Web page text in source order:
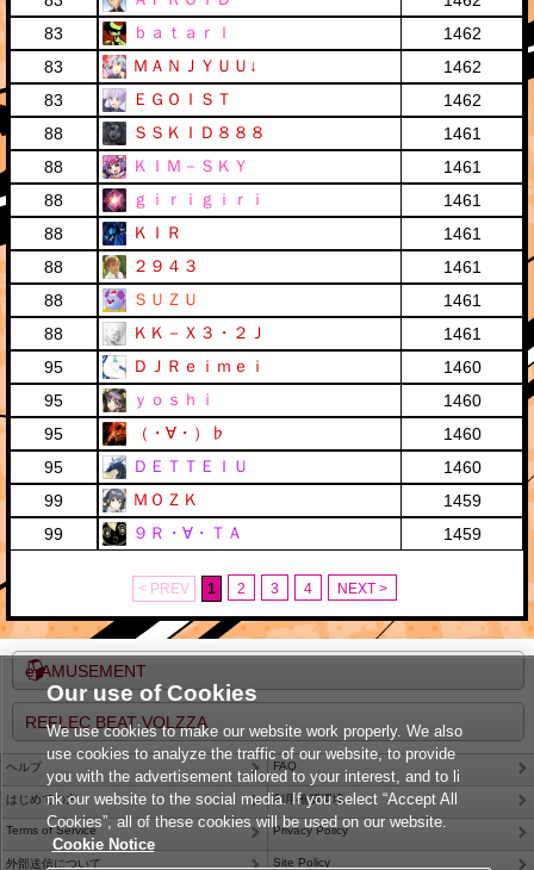
83
ｂａｔａｒｌ
1462
83
ＭＡＮＪＹＵＵ↓
1462
83
ＥＧＯＩＳＴ
1462
88
ＳＳＫＩＤ８８８
1461
88
ＫＩＭ－ＳＫＹ
1461
88
ｇｉｒｉｇｉｒｉ
1461
88
ＫＩＲ
1461
88
２９４３
1461
88
ＳＵＺＵ
1461
88
ＫＫ－Ｘ３・２Ｊ
1461
95
ＤＪＲｅｉｍｅｉ
1460
95
ｙｏｓｈｉ
1460
95
（・∀・）♭
1460
95
ＤＥＴＴＥＩＵ
1460
99
ＭＯＺＫ
1459
99
９Ｒ・∀・ＴＡ 1459
< PREV 1 2 3 4 NEXT >
e-AMUSEMENT
REFLEC BEAT VOLZZA
ヘルプ FAQ
はじめての方 利用推奨環境
Terms of Service Privacy Policy
外部送信について Site Policy
Our use of Cookies
We use cookies to make our website work properly. We also
use cookies to analyze the traffic of our website, to provide
you with the advertisement tailored to your interest, and to li
nk our website to the social media. If you select “Accept All
Cookies”, all of these cookies will be used on our website.
Cookie Notice